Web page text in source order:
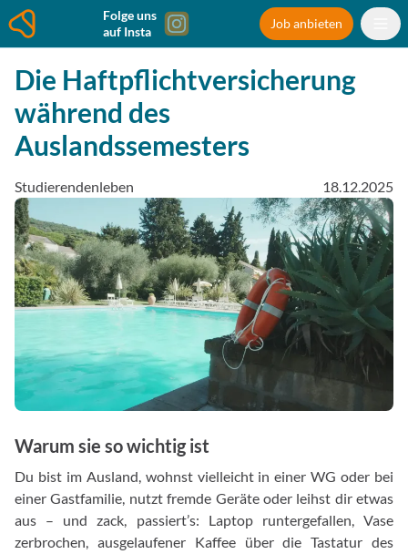
Folge uns
auf Insta
Job anbieten
Die Haftpflichtversicherung
während des
Auslandssemesters
Studierendenleben 18.12.2025
Warum sie so wichtig ist
Du bist im Ausland, wohnst vielleicht in einer WG oder bei
einer Gastfamilie, nutzt fremde Geräte oder leihst dir etwas
aus – und zack, passiert’s: Laptop runtergefallen, Vase
zerbrochen, ausgelaufener Kaffee über die Tastatur des